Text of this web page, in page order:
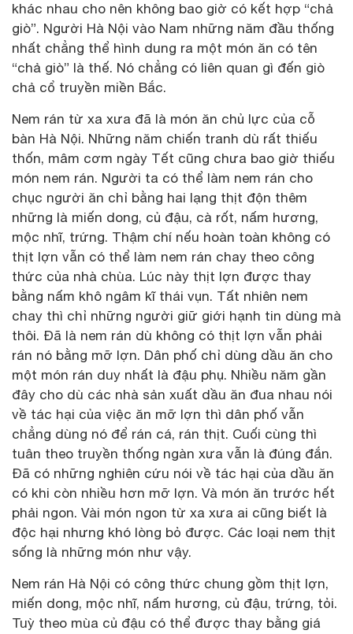
khác nhau cho nên không bao giờ có kết hợp “chả
giò”. Người Hà Nội vào Nam những năm đầu thống
nhất chẳng thể hình dung ra một món ăn có tên
“chả giò” là thế. Nó chẳng có liên quan gì đến giò
chả cổ truyền miền Bắc.
Nem rán từ xa xưa đã là món ăn chủ lực của cỗ
bàn Hà Nội. Những năm chiến tranh dù rất thiếu
thốn, mâm cơm ngày Tết cũng chưa bao giờ thiếu
món nem rán. Người ta có thể làm nem rán cho
chục người ăn chỉ bằng hai lạng thịt độn thêm
những là miến dong, củ đậu, cà rốt, nấm hương,
mộc nhĩ, trứng. Thậm chí nếu hoàn toàn không có
thịt lợn vẫn có thể làm nem rán chay theo công
thức của nhà chùa. Lúc này thịt lợn được thay
bằng nấm khô ngâm kĩ thái vụn. Tất nhiên nem
chay thì chỉ những người giữ giới hạnh tin dùng mà
thôi. Đã là nem rán dù không có thịt lợn vẫn phải
rán nó bằng mỡ lợn. Dân phố chỉ dùng dầu ăn cho
một món rán duy nhất là đậu phụ. Nhiều năm gần
đây cho dù các nhà sản xuất dầu ăn đua nhau nói
về tác hại của việc ăn mỡ lợn thì dân phố vẫn
chẳng dùng nó để rán cá, rán thịt. Cuối cùng thì
tuân theo truyền thống ngàn xưa vẫn là đúng đắn.
Đã có những nghiên cứu nói về tác hại của dầu ăn
có khi còn nhiều hơn mỡ lợn. Và món ăn trước hết
phải ngon. Vài món ngon từ xa xưa ai cũng biết là
độc hại nhưng khó lòng bỏ được. Các loại nem thịt
sống là những món như vậy.
Nem rán Hà Nội có công thức chung gồm thịt lợn,
miến dong, mộc nhĩ, nấm hương, củ đậu, trứng, tỏi.
Tuỳ theo mùa củ đậu có thể được thay bằng giá